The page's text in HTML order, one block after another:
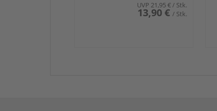
UVP 21,95 €/ Stk.
13,90 € / Stk.